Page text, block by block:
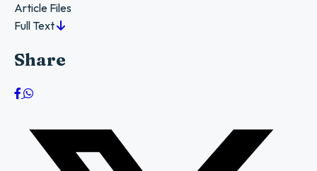
Article Files
Full Text
Share